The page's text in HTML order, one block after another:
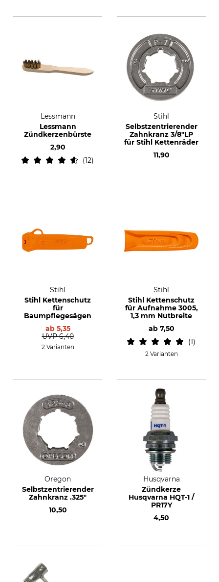
Lessmann
Lessmann
Zündkerzenbürste
2,90
12
Stihl
Selbstzentrierender
Zahnkranz 3/8"LP
für Stihl Kettenräder
11,90
Stihl
Stihl Kettenschutz
für
Baumpflegesägen
ab 5,35
UVP 6,40
2 Varianten
Stihl
Stihl Kettenschutz
für Aufnahme 3005,
1,3 mm Nutbreite
ab 7,50
1
2 Varianten
Oregon
Selbstzentrierender
Zahnkranz .325"
10,50
Husqvarna
Zündkerze
Husqvarna HQT-1 /
PR17Y
4,50